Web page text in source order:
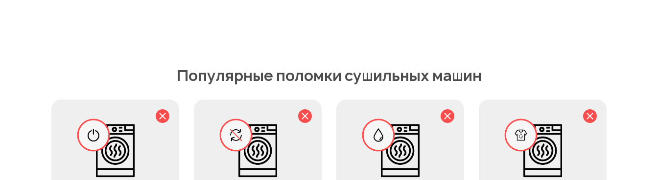
Популярные поломки сушильных машин